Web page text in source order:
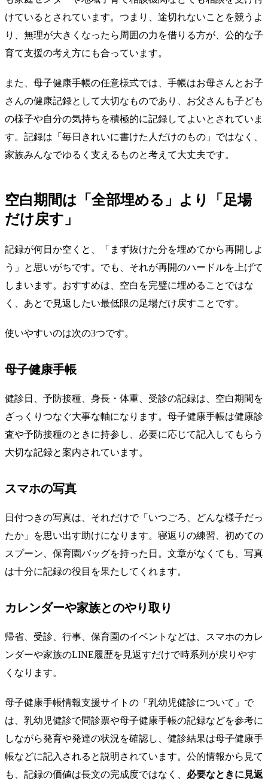
けているとされています。つまり、途切れないことを競うよ
り、無理が大きくなったら周囲の力を借りる方が、公的な子
育て支援の考え方にも合っています。
また、母子健康手帳の任意様式では、手帳はお母さんとお子
さんの健康記録として大切なものであり、お父さんも子ども
の様子や自分の気持ちを積極的に記録してよいとされていま
す。記録は「毎日きれいに書けた人だけのもの」ではなく、
家族みんなでゆるく支えるものと考えて大丈夫です。
空白期間は「全部埋める」より「足場
だけ戻す」
記録が何日か空くと、「まず抜けた分を埋めてから再開しよ
う」と思いがちです。でも、それが再開のハードルを上げて
しまいます。おすすめは、空白を完璧に埋めることではな
く、あとで見返したい最低限の足場だけ戻すことです。
使いやすいのは次の3つです。
母子健康手帳
健診日、予防接種、身長・体重、受診の記録は、空白期間を
ざっくりつなぐ大事な軸になります。母子健康手帳は健康診
査や予防接種のときに持参し、必要に応じて記入してもらう
大切な記録と案内されています。
スマホの写真
日付つきの写真は、それだけで「いつごろ、どんな様子だっ
たか」を思い出す助けになります。寝返りの練習、初めての
スプーン、保育園バッグを持った日。文章がなくても、写真
は十分に記録の役目を果たしてくれます。
カレンダーや家族とのやり取り
帰省、受診、行事、保育園のイベントなどは、スマホのカレ
ンダーや家族のLINE履歴を見返すだけで時系列が戻りやす
くなります。
母子健康手帳情報支援サイトの「乳幼児健診について」で
は、乳幼児健診で問診票や母子健康手帳の記録などを参考に
しながら発育や発達の状況を確認し、健診結果は母子健康手
帳などに記入されると説明されています。公的情報から見て
も、記録の価値は長文の完成度ではなく、 必要なときに見返